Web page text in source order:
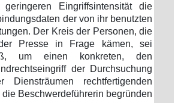
Eingriffsintensität die
der von ihr benutzten
Der Kreis der Personen, die
Presse in Frage kämen, sei
um einen konkreten, den
der Durchsuchung
rechtfertigenden
die Beschwerdeführerin begründen